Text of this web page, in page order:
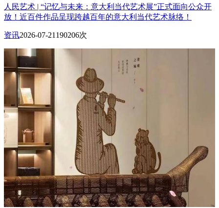
人民艺术 | “记忆与未来：意大利当代艺术展”正式面向公众开
放！近百件作品呈现跨越百年的意大利当代艺术脉络！
资讯2026-07-21 190206次